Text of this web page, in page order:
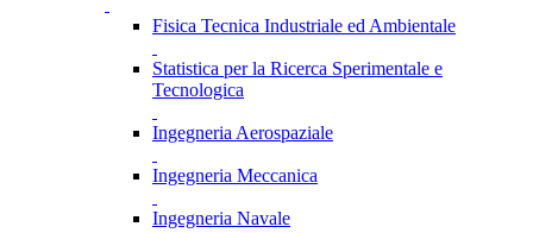
Fisica Tecnica Industriale ed Ambientale
Statistica per la Ricerca Sperimentale e
Tecnologica
Ingegneria Aerospaziale
Ingegneria Meccanica
Ingegneria Navale